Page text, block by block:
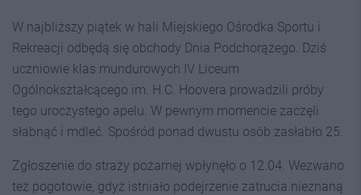
W najbliższy piątek w hali Miejskiego Ośrodka Sportu i
Rekreacji odbędą się obchody Dnia Podchorążego. Dziś
uczniowie klas mundurowych IV Liceum
Ogólnokształcącego im. H.C. Hoovera prowadzili próby
tego uroczystego apelu. W pewnym momencie zaczęli
słabnąć i mdleć. Spośród ponad dwustu osób zasłabło 25.
Zgłoszenie do straży pożarnej wpłynęło o 12.04. Wezwano
też pogotowie, gdyż istniało podejrzenie zatrucia nieznaną